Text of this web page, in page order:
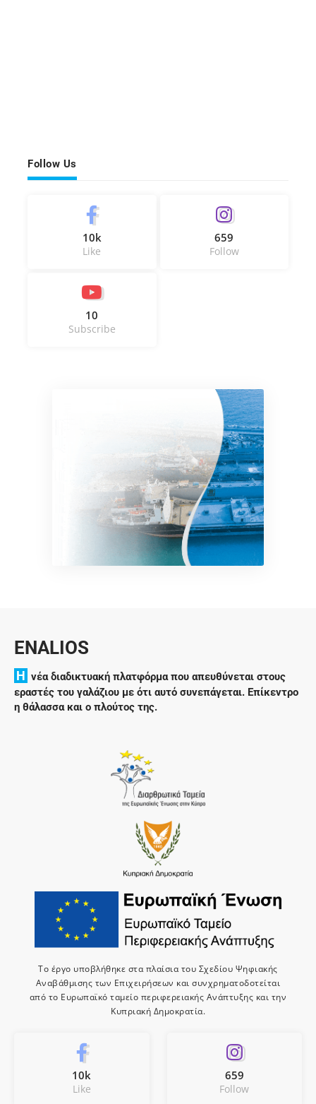
Follow Us
10k
Like
659
Follow
10
Subscribe
ENALIOS
H νέα διαδικτυακή πλατφόρμα που απευθύνεται στους
εραστές του γαλάζιου με ότι αυτό συνεπάγεται. Επίκεντρο
η θάλασσα και ο πλούτος της.
Το έργο υποβλήθηκε στα πλαίσια του Σχεδίου Ψηφιακής
Αναβάθμισης των Επιχειρήσεων και συνχρηματοδοτείται
από το Ευρωπαϊκό ταμείο περιφερειακής Ανάπτυξης και την
Κυπριακή Δημοκρατία.
10k
Like
659
Follow